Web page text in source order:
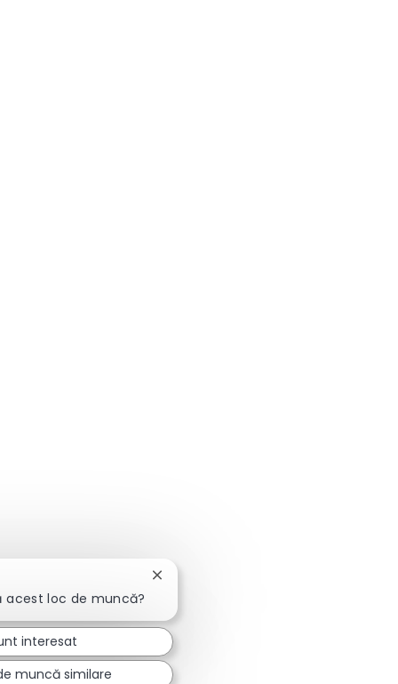
acest loc de muncă?
Închideți notificarea chatbot-ului
interesat
muncă similare